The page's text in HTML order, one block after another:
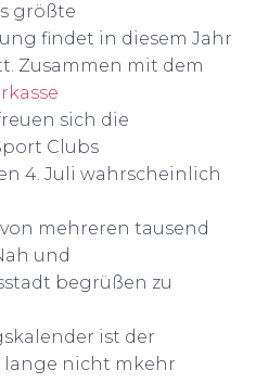
größte
findet in diesem Jahr
Zusammen mit dem
sich die
Clubs
4. Juli wahrscheinlich
mehreren tausend
und
begrüßen zu
ist der
lange nicht mkehr